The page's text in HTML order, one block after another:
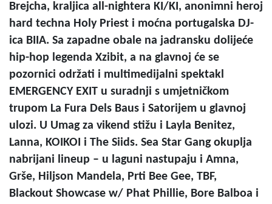
Brejcha, kraljica all-nightera KI/KI, anonimni heroj
hard techna Holy Priest i moćna portugalska DJ-
ica BIIA. Sa zapadne obale na jadransku dolijeće
hip-hop legenda Xzibit, a na glavnoj će se
pozornici održati i multimedijalni spektakl
EMERGENCY EXIT u suradnji s umjetničkom
trupom La Fura Dels Baus i Satorijem u glavnoj
ulozi. U Umag za vikend stižu i Layla Benitez,
Lanna, KOIKOI i The Siids. Sea Star Gang okuplja
nabrijani lineup – u laguni nastupaju i Amna,
Grše, Hiljson Mandela, Prti Bee Gee, TBF,
Blackout Showcase w/ Phat Phillie, Bore Balboa i